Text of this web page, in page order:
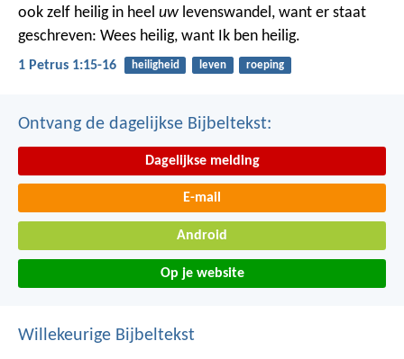
ook zelf heilig in heel uw levenswandel, want er staat
geschreven: Wees heilig, want Ik ben heilig.
1 Petrus 1:15-16 heiligheid leven roeping
Ontvang de dagelijkse Bijbeltekst:
Dagelijkse melding
E-mail
Android
Op je website
Willekeurige Bijbeltekst